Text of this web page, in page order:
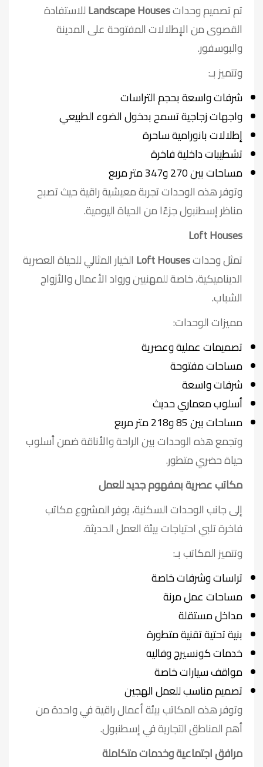
تم تصميم وحداتLandscape Housesللاستفادة
القصوى من الإطلالات المفتوحة على المدينة
والبوسفور.
وتتميز بـ:
شرفات واسعة بحجم التراسات
واجهات زجاجية تسمح بدخول الضوء الطبيعي
إطلالات بانورامية ساحرة
تشطيبات داخلية فاخرة
مساحات بين 270 و347 متر مربع
وتوفر هذه الوحدات تجربة معيشية راقية حيث تصبح
مناظر إسطنبول جزءًا من الحياة اليومية.
Loft Houses
تمثل وحداتLoft Houses الخيار المثالي للحياة العصرية
الديناميكية، خاصة للمهنيين ورواد الأعمال والأزواج
الشباب.
مميزات الوحدات:
تصميمات عملية وعصرية
مساحات مفتوحة
شرفات واسعة
أسلوب معماري حديث
مساحات بين 85 و218 متر مربع
وتجمع هذه الوحدات بين الراحة والأناقة ضمن أسلوب
حياة حضري متطور.
مكاتب عصرية بمفهوم جديد للعمل
إلى جانب الوحدات السكنية، يوفر المشروع مكاتب
فاخرة تلبي احتياجات بيئة العمل الحديثة.
وتتميز المكاتب بـ:
تراسات وشرفات خاصة
مساحات عمل مرنة
مداخل مستقلة
بنية تحتية تقنية متطورة
خدمات كونسيرج وفاليه
مواقف سيارات خاصة
تصميم مناسب للعمل الهجين
وتوفر هذه المكاتب بيئة أعمال راقية في واحدة من
أهم المناطق التجارية في إسطنبول.
مرافق اجتماعية وخدمات متكاملة